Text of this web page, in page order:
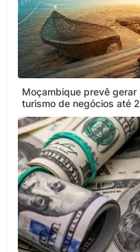
Moçambique prevê
turismo de negócios até